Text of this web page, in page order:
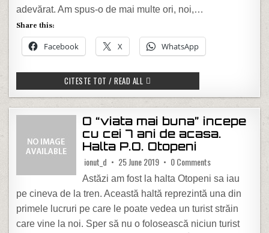
adevărat. Am spus-o de mai multe ori, noi,…
Share this:
Facebook X WhatsApp
CITESTE TOT / READ ALL BLACK FRIDAY LA ALTEX…SAU NU
O “viata mai buna” incepe
cu cei 7 ani de acasa.
Halta P.O. Otopeni
ionut_d 25 June 2019 0 Commentson O “viata mai
Astăzi am fost la halta Otopeni sa iau
pe cineva de la tren. Această haltă reprezintă una din
primele lucruri pe care le poate vedea un turist străin
care vine la noi. Sper să nu o folosească niciun turist